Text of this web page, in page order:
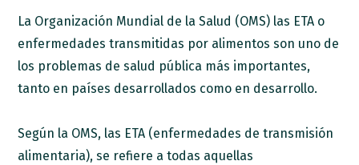
La Organización Mundial de la Salud (OMS) las ETA o
enfermedades transmitidas por alimentos son uno de
los problemas de salud pública más importantes,
tanto en países desarrollados como en desarrollo.
Según la OMS, las ETA (enfermedades de transmisión
alimentaria), se refiere a todas aquellas